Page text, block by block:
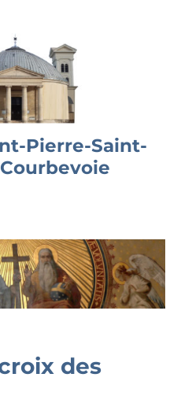
Pierre-Saint-
des